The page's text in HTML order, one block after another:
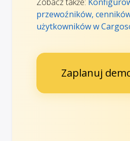
przewoźników,
użytkowników w
Zaplanuj